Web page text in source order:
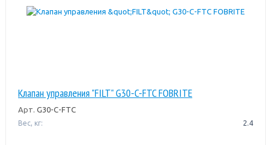
Клапан управления "FILT" G30-C-FTC FOBRITE
Арт. G30-C-FTC
Вес, кг: 2.4